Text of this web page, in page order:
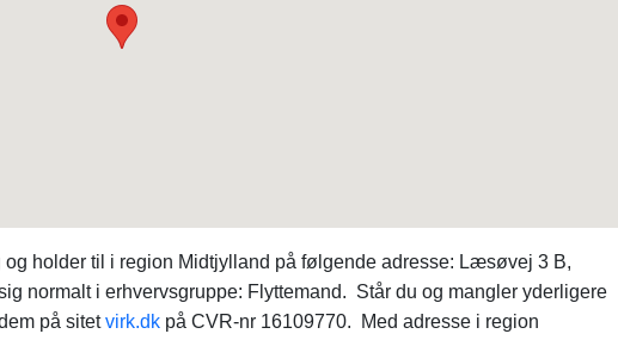
holder til i region Midtjylland på følgende adresse: Læsøvej 3 B,
normalt i erhvervsgruppe: Flyttemand. Står du og mangler yderligere
på sitetvirk.dk på CVR-nr 16109770. Med adresse i region